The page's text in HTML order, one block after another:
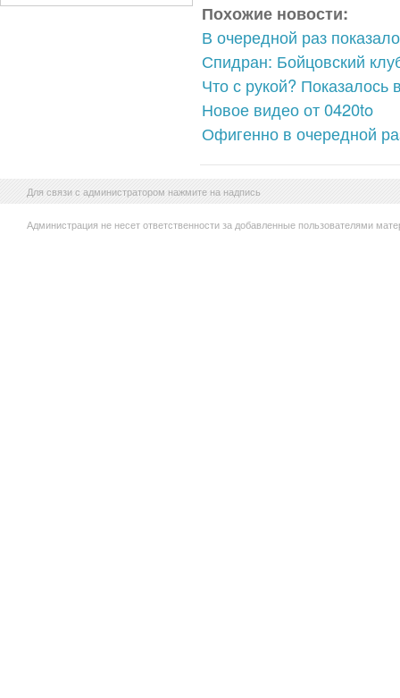
Похожие новости:
В очередной раз
Спидран: Бойцовский
Что с рукой? Показалось
Новое видео от 0420to
Офигенно в очередной
Для связи с администратором нажмите на надпись
Администрация не несет ответственности за добавленные пользователями